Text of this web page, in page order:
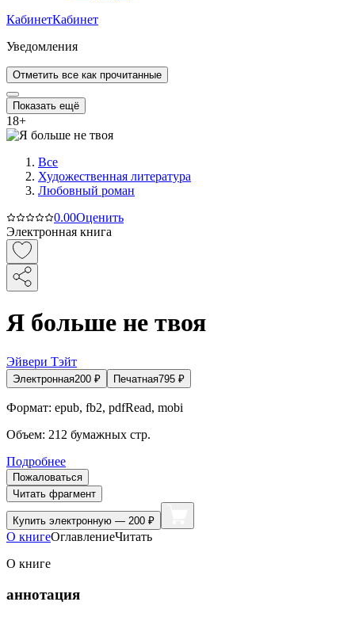
КабинетКабинет
Уведомления
Отметить все как прочитанные
Показать ещё
18+
Все
Художественная литература
Любовный роман
0.00Оценить
Электронная книга
Я больше не твоя
Эйвери Тэйт
Электронная200 ₽ Печатная795 ₽
Формат: epub, fb2, pdfRead, mobi
Объем: 212 бумажных стр.
Подробнее
Пожаловаться
Читать фрагмент
Купить электронную — 200 ₽
О книгеОглавлениеЧитать
О книге
аннотация